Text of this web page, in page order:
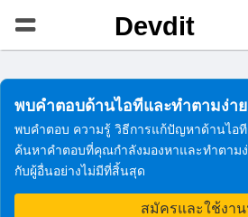
Devdit
พบคำตอบด้านไอทีและทำตามง่า
พบคำตอบ ความรู้ วิธีการแก้ปัญหาด้านไอ
ค้นหาคำตอบที่คุณกำลังมองหาและทำตาม
กับผู้อื่นอย่างไม่มีที่สิ้นสุด
สมัครและใช้งา